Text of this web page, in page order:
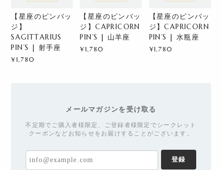
【星座のピンバッ
ジ】
SAGITTARIUS
PIN’S | 射手座
¥1,780
【星座のピンバッ
ジ】CAPRICORN
PIN’S | 山羊座
¥1,780
【星座のピンバッ
ジ】CAPRICORN
PIN’S | 水瓶座
¥1,780
メールマガジンを受け取る
不定期でご購入者様限定、ご登録者様限定でシークレット
クーポンなどお知らせをお届けすることがございます。
登録